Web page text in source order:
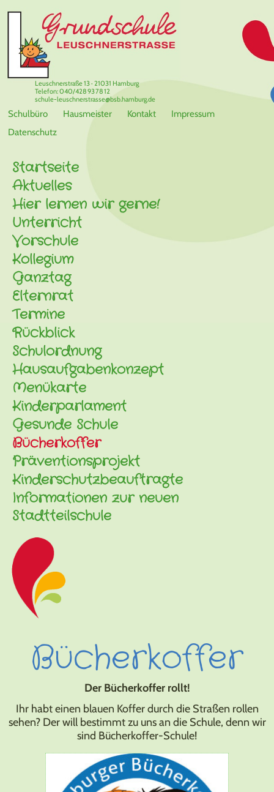
Schulbüro Hausmeister Kontakt
Impressum
Datenschutz
Leuschnerstraße 13 · 21031 Hamburg
Telefon: 040/428 93 78 12
schule-leuschnerstrasse@bsb.hamburg.de
Startseite
Aktuelles
Hier lernen wir gerne!
Unterricht
Vorschule
Kollegium
Ganztag
Elternrat
Termine
Rückblick
Schulordnung
Hausaufgabenkonzept
Menükarte
Kinderparlament
Gesunde Schule
Bücherkoffer
Präventionsprojekt
Kinderschutzbeauftragte
Informationen zur neuen
Stadtteilschule
Bücherkoffer
Der Bücherkoffer rollt!
Ihr habt einen blauen Koffer durch die Straßen rollen
sehen? Der will bestimmt zu uns an die Schule, denn wir
sind Bücherkoffer-Schule!